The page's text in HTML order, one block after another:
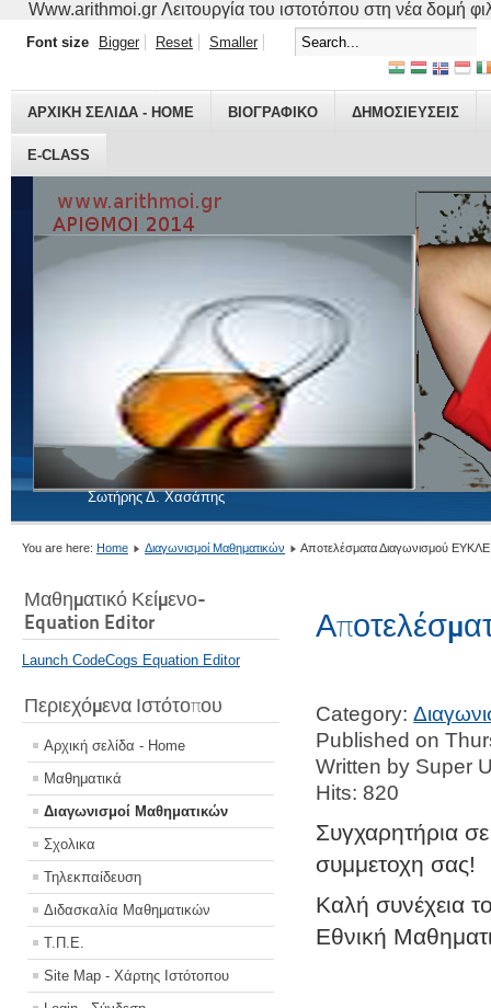
Www.arithmoi.gr Λειτουργία του ιστοτόπου στη νέα δομή
Σωτήρης Δ. Χασάπης
ΑΡΧΙΚΗ ΣΕΛΙΔΑ - HOME ΒΙΟΓΡΑΦΙΚO ΔΗΜΟΣΙΕΥΣΕΙΣ
E-CLASS
Font size Bigger Reset Smaller
You are here: Home Διαγωνισμοί Μαθηματικών Αποτελέσματα Διαγωνισμού
Μαθηματικό Κείμενο-
Equation Editor
Launch CodeCogs Equation Editor
Περιεχόμενα Ιστότοπου
Αρχική σελίδα - Home
Μαθηματικά
Διαγωνισμοί Μαθηματικών
Σχολικα
Τηλεκπαίδευση
Διδασκαλία Μαθηματικών
Τ.Π.Ε.
Site Map - Χάρτης Ιστότοπου
Category:
Published on
Written by Super
Hits: 820
Συγχαρητήρια
συμμετοχη σας!
Καλή συνέχεια
Εθνική